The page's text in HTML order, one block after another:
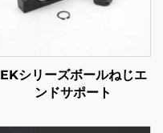
EKシリーズボールねじエ
ンドサポート